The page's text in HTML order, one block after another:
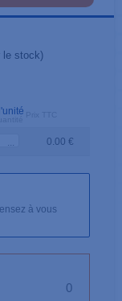
le stock)
0.00 €
à vous
0